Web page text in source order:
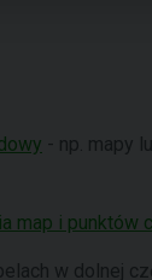
- np. mapy
map i punktów
w dolnej